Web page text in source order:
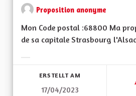
Proposition anonyme
Mon Code postal :68800 Ma
de sa capitale Strasbourg
ERSTELLT AM
17/04/2023